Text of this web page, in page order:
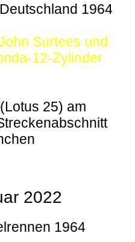
1964
Surtees und
12-Zylinder
25) am
2022
1964